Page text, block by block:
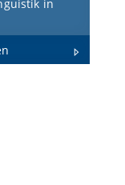
in